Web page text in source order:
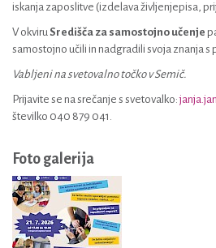
iskanja zaposlitve (izdelava življenjepisa,
V okviru Središča za samostojno učenje
samostojno učili in nadgradili svoja znanja
Vabljeni na svetovalno točko v Semič.
Prijavite se na srečanje s svetovalko:
številko 040 879 041.
Foto galerija